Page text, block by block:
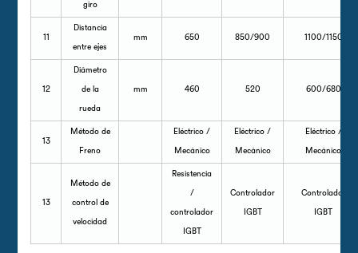
giro
11
Distancia
entre ejes
mm 650 850/900 1100/1150
12
Diámetro
de la
rueda
mm 460 520 600/680
13
Método de
Freno
Eléctrico /
Mecánico
Eléctrico /
Mecánico
Eléctrico /
Mecánico
13
Método de
control de
velocidad
Resistencia
/
controlador
IGBT
Controlador
IGBT
Controlador
IGBT